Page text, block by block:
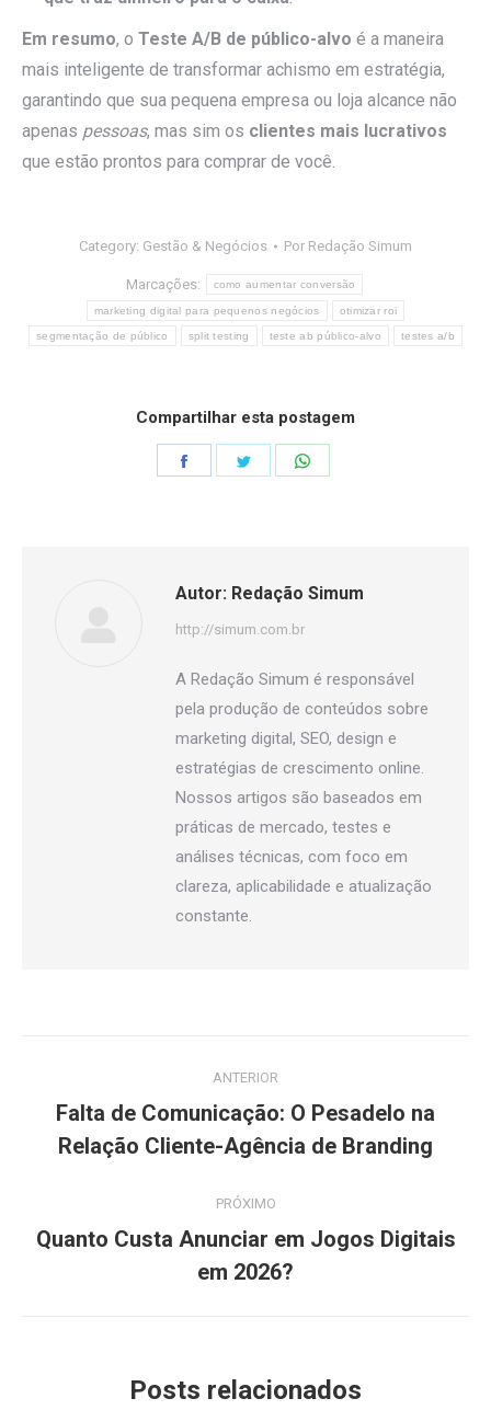
Em resumo, o Teste A/B de público-alvo é a maneira
mais inteligente de transformar achismo em estratégia,
garantindo que sua pequena empresa ou loja alcance não
apenas pessoas, mas sim os clientes mais lucrativos
que estão prontos para comprar de você.
Category: Gestão & Negócios Por Redação Simum
Marcações: como aumentar conversão
marketing digital para pequenos negócios otimizar roi
segmentação de público split testing teste ab público-alvo testes a/b
Compartilhar esta postagem
Autor: Redação Simum
http://simum.com.br
A Redação Simum é responsável
pela produção de conteúdos sobre
marketing digital, SEO, design e
estratégias de crescimento online.
Nossos artigos são baseados em
práticas de mercado, testes e
análises técnicas, com foco em
clareza, aplicabilidade e atualização
constante.
de
post:
ANTERIOR
Post
anterior:
Falta de Comunicação: O Pesadelo na
Relação Cliente-Agência de Branding
PRÓXIMO
Próximo
post:
Quanto Custa Anunciar em Jogos Digitais
em 2026?
Posts relacionados